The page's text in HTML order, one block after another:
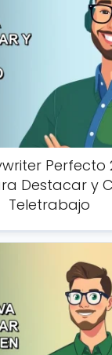
Perfecto
Destacar y
Teletrabajo